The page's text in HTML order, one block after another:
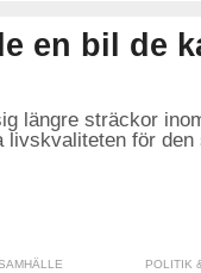
en bil de
längre sträckor
livskvaliteten för den
POLITIK